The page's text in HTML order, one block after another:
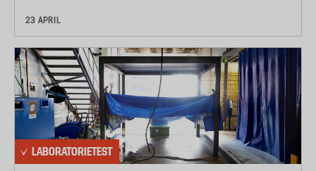
23 APRIL
LABORATORIETEST